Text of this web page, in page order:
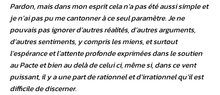
Pardon, mais dans mon esprit cela n’a pas été aussi simple et
je n’ai pas pu me cantonner à ce seul paramètre. Je ne
pouvais pas ignorer d’autres réalités, d’autres arguments,
d’autres sentiments, y compris les miens, et surtout
l’espérance et l’attente profonde exprimées dans le soutien
au Pacte et bien au delà de celui ci, même si, dans ce vent
puissant, il y a une part de rationnel et d’irrationnel qu’il est
difficile de discerner.